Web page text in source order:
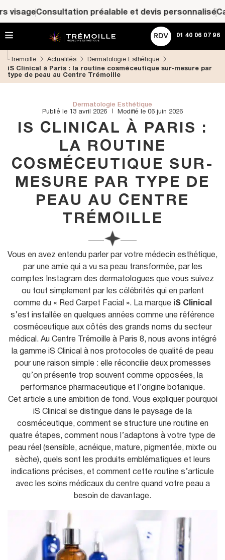
l
l
d
préalable et devis personnaliséCartes cadeaux
01 40 06 07 96
ACHETER UNE CARTE CADEAU
Tremoille Actualités
Dermatologie Esthétique
iS Clinical à Paris : la routine cosméceutique sur-mesure par
type de peau au Centre Trémoille
IS CLINICAL À PARIS :
LA ROUTINE
COSMÉCEUTIQUE SUR-
MESURE PAR TYPE DE
PEAU AU CENTRE
TRÉMOILLE
Publié le 13 avril 2026 Modifié le 06 juin 2026
Dermatologie Esthétique
Vous en avez entendu parler par votre médecin esthétique,
par une amie qui a vu sa peau transformée, par les
comptes Instagram des dermatologues que vous suivez
ou tout simplement par les célébrités qui en parlent
comme du « Red Carpet Facial ». La marque
iS Clinical
s’est installée en quelques années comme une référence
cosméceutique aux côtés des grands noms du secteur
médical. Au Centre Trémoille à Paris 8, nous avons intégré
la gamme iS Clinical à nos protocoles de qualité de peau
pour une raison simple : elle réconcilie deux promesses
qu’on présente trop souvent comme opposées, la
performance pharmaceutique et l’origine botanique.
Cet article a une ambition de fond. Vous expliquer pourquoi
iS Clinical se distingue dans le paysage de la
cosméceutique, comment se structure une routine en
quatre étapes, comment nous l’adaptons à votre type de
peau réel (sensible, acnéique, mature, pigmentée, mixte ou
sèche), quels sont les produits emblématiques et leurs
indications précises, et comment cette routine s’articule
avec les soins médicaux du centre quand votre peau a
besoin de davantage.